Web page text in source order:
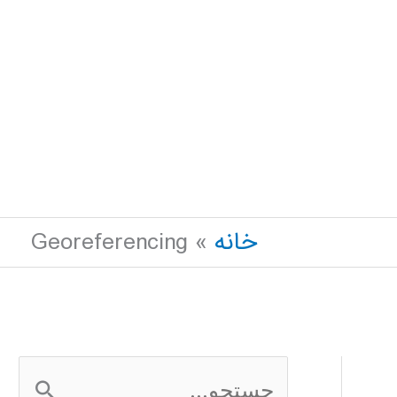
خانه
Georeferencing